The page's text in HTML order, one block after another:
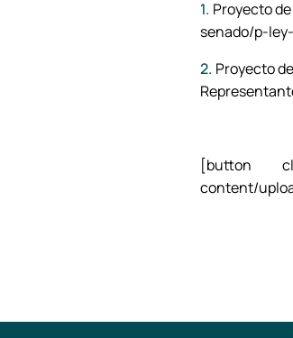
1. Proyecto
senado/p-
2. Proyecto
[button
content/